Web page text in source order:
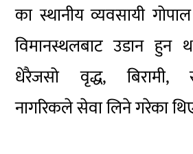
का स्थानीय व्यवसायी
विमानस्थलबाट उडान हुन
धेरैजसो वृद्ध, बिरामी,
नागरिकले सेवा लिने गरेका